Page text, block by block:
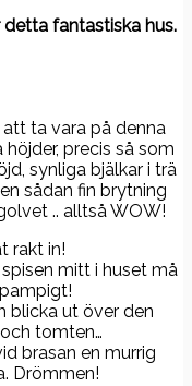
fantastiska hus.
att ta vara på denna
precis så som
synliga bjälkar i trä
sådan fin brytning
.. alltså WOW!
rakt in!
mitt i huset må
blicka ut över den
tomten…
brasan en murrig
Drömmen!